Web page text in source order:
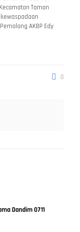
Taman
AKBP Edy
0
Dandim 0711